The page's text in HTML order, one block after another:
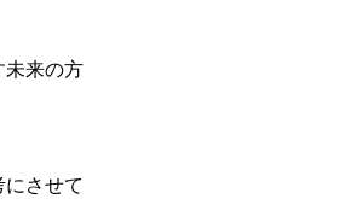
未来の方
させて